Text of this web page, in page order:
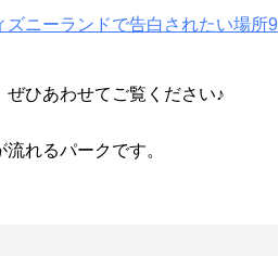
ズニーランドで告白されたい場所9
ひあわせてご覧ください♪
れるパークです。